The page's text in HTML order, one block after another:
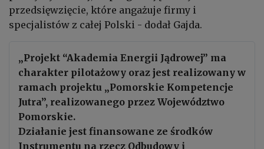
przedsięwzięcie, które angażuje firmy i
specjalistów z całej Polski - dodał Gajda.
„Projekt “Akademia Energii Jądrowej” ma
charakter pilotażowy oraz jest realizowany w
ramach projektu „Pomorskie Kompetencje
Jutra”, realizowanego przez Województwo
Pomorskie.
Działanie jest finansowane ze środków
Instrumentu na rzecz Odbudowy i